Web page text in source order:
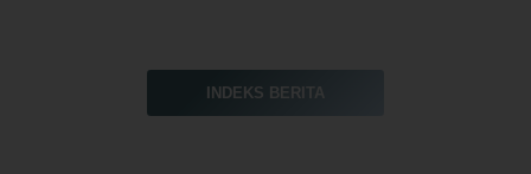
INDEKS BERITA